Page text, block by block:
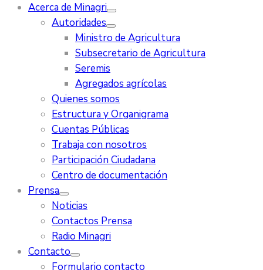
Acerca de Minagri
Autoridades
Ministro de Agricultura
Subsecretario de Agricultura
Seremis
Agregados agrícolas
Quienes somos
Estructura y Organigrama
Cuentas Públicas
Trabaja con nosotros
Participación Ciudadana
Centro de documentación
Prensa
Noticias
Contactos Prensa
Radio Minagri
Contacto
Formulario contacto